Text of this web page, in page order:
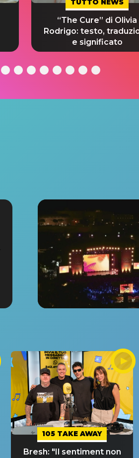
TUTTO NEWS
“The Cure” di Olivia
Rodrigo: testo,
e significato
105 TAKE AWAY
Bresh: "Il sentiment non